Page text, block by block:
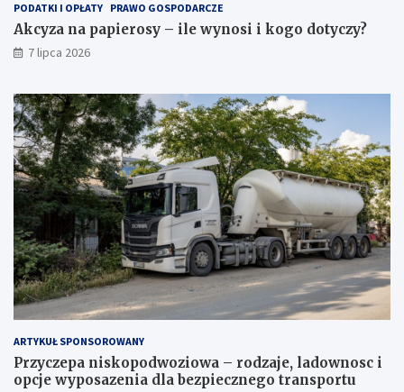
PODATKI I OPŁATY PRAWO GOSPODARCZE
Akcyza na papierosy – ile wynosi i kogo dotyczy?
7 lipca 2026
ARTYKUŁ SPONSOROWANY
Przyczepa niskopodwoziowa – rodzaje, ladownosc i
opcje wyposazenia dla bezpiecznego transportu